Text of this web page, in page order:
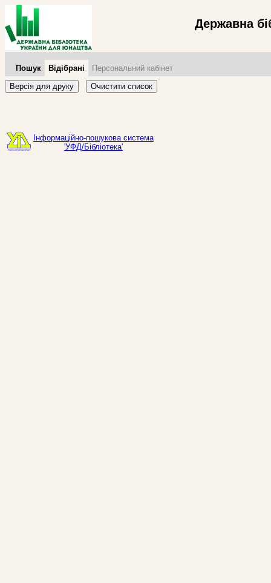
Державна
Пошук Відібрані
Персональний кабінет
Версія для друку
Очистити список
Інформаційно-пошукова система
'УФД/Бібліотека'